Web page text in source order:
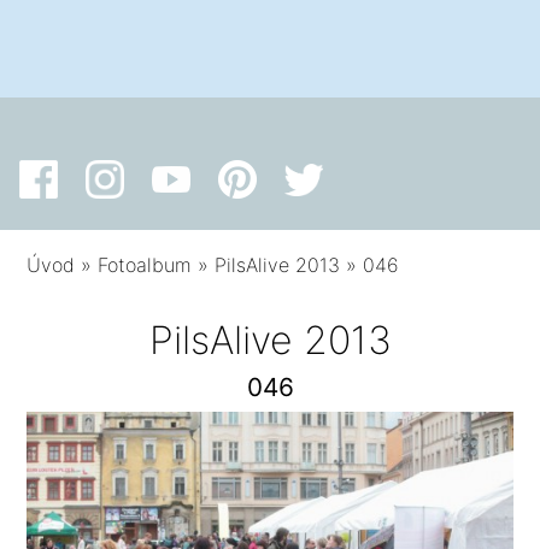
Úvod » Fotoalbum » PilsAlive 2013 » 046
PilsAlive 2013
046